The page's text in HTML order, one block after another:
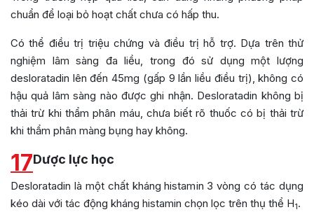
chuẩn để loại bỏ hoạt chất chưa có hấp thu.
Có thể điều trị triệu chứng và điều trị hỗ trợ. Dựa trên thử
nghiệm lâm sàng đa liều, trong đó sử dụng một lượng
desloratadin lên đến 45mg (gấp 9 lần liều điều trị), không có
hậu quả lâm sàng nào được ghi nhận. Desloratadin không bị
thải trừ khi thẩm phân máu, chưa biết rõ thuốc có bị thải trừ
khi thẩm phân màng bụng hay không.
17Dược lực học
Desloratadin là một chất kháng histamin 3 vòng có tác dụng
kéo dài với tác động kháng histamin chọn lọc trên thụ thể H1.